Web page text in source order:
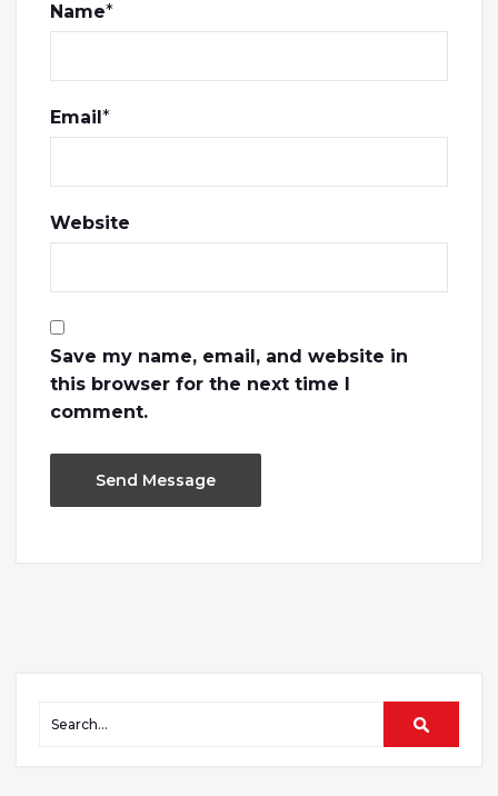
Name*
Email *
Website
Save my name, email, and website in
this browser for the next time I
comment.